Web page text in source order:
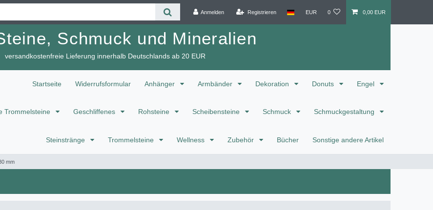
Anmelden Registrieren EUR 0 0,00 EUR
Schmuck und Mineralien
versandkostenfreie Lieferung innerhalb Deutschlands ab 20 EUR
Startseite Widerrufsformular Anhänger Armbänder Dekoration Donuts Engel
Trommelsteine Geschliffenes Rohsteine Scheibensteine Schmuck Schmuckgestaltung
Steinstränge Trommelsteine Wellness Zubehör Bücher Sonstige andere Artikel
mm